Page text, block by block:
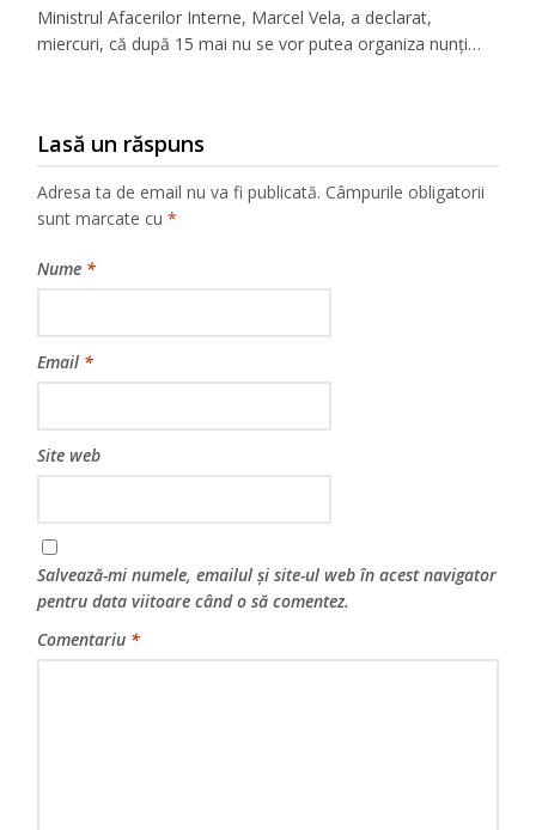
Ministrul Afacerilor Interne, Marcel Vela, a declarat,
miercuri, că după 15 mai nu se vor putea organiza nunţi…
Lasă un răspuns
Adresa ta de email nu va fi publicată. Câmpurile obligatorii
sunt marcate cu*
Nume *
Email *
Site web
Salvează-mi numele, emailul și site-ul web în acest navigator
pentru data viitoare când o să comentez.
Comentariu *